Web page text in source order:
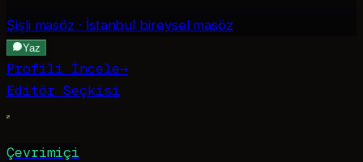
Şişlimasöz · İstanbul bireysel masöz
Yaz
Profili İncele→
Editör Seçkisi
Çevrimiçi